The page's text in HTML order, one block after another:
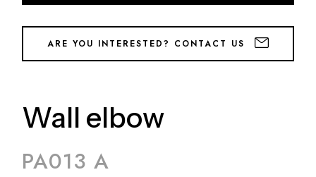
ARE YOU INTERESTED? CONTACT US
Wall elbow
PA013 A